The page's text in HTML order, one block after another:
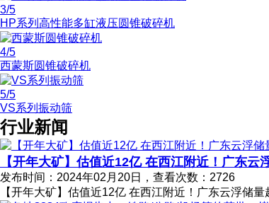
3/5
HP系列高性能多缸液压圆锥破碎机
4/5
西蒙斯圆锥破碎机
5/5
VS系列振动筛
行业新闻
【开年大矿】估值近12亿 在西江附近！广东
发布时间：2024年02月20日，查看次数：2726
【开年大矿】估值近12亿 在西江附近！广东云浮储